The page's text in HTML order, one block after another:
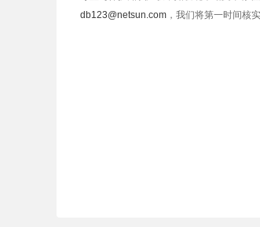
db123@netsun.com ，我们将第一时间核